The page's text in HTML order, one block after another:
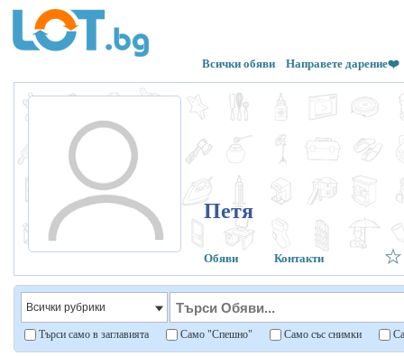
Всички обяви Направете дарение❤️
Петя
Обяви Контакти
Търси само в заглавията Само "Спешно" Само със снимки